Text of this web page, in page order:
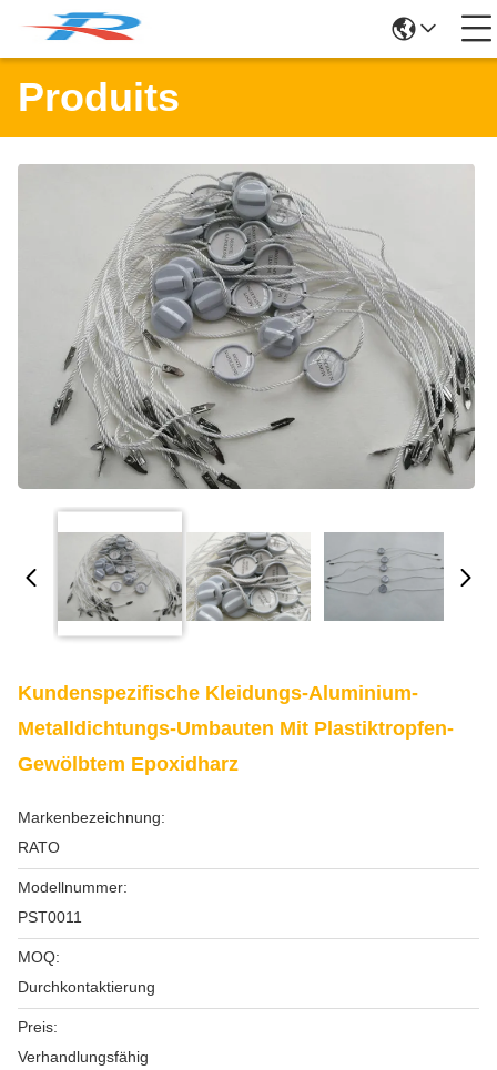
Produits
Kundenspezifische Kleidungs-Aluminium-
Metalldichtungs-Umbauten Mit Plastiktropfen-
Gewölbtem Epoxidharz
Markenbezeichnung:
RATO
Modellnummer:
PST0011
MOQ:
Durchkontaktierung
Preis:
Verhandlungsfähig